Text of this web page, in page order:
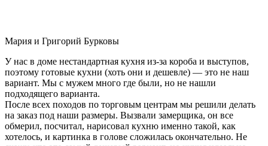
Мария и Григорий Бурковы
У нас в доме нестандартная кухня из-за короба и выступов,
поэтому готовые кухни (хоть они и дешевле) — это не наш
вариант. Мы с мужем много где были, но не нашли
подходящего варианта.
После всех походов по торговым центрам мы решили делать
на заказ под наши размеры. Вызвали замерщика, он все
обмерил, посчитал, нарисовал кухню именно такой, как
хотелось, и картинка в голове сложилась окончательно. Не